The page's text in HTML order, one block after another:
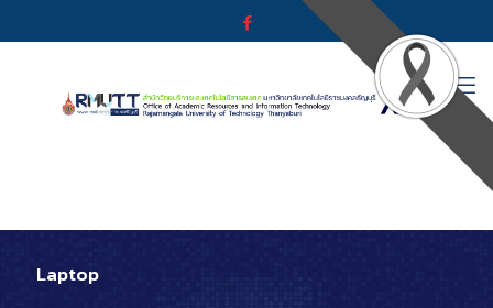
Laptop